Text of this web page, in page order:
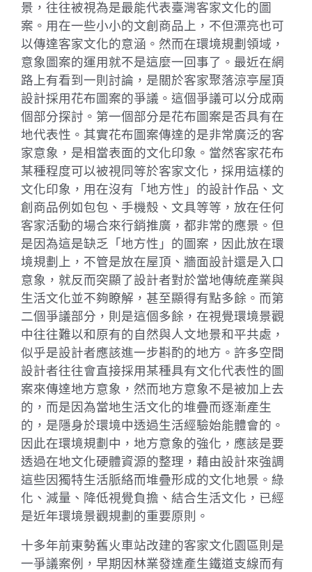
景，往往被視為是最能代表臺灣客家文化的圖
案。用在一些小小的文創商品上，不但漂亮也可
以傳達客家文化的意涵。然而在環境規劃領域，
意象圖案的運用就不是這麼一回事了。最近在網
路上有看到一則討論，是關於客家聚落涼亭屋頂
設計採用花布圖案的爭議。這個爭議可以分成兩
個部分探討。第一個部分是花布圖案是否具有在
地代表性。其實花布圖案傳達的是非常廣泛的客
家意象，是相當表面的文化印象。當然客家花布
某種程度可以被視同等於客家文化，採用這樣的
文化印象，用在沒有「地方性」的設計作品、文
創商品例如包包、手機殼、文具等等，放在任何
客家活動的場合來行銷推廣，都非常的應景。但
是因為這是缺乏「地方性」的圖案，因此放在環
境規劃上，不管是放在屋頂、牆面設計還是入口
意象，就反而突顯了設計者對於當地傳統產業與
生活文化並不夠瞭解，甚至顯得有點多餘。而第
二個爭議部分，則是這個多餘，在視覺環境景觀
中往往難以和原有的自然與人文地景和平共處，
似乎是設計者應該進一步斟酌的地方。許多空間
設計者往往會直接採用某種具有文化代表性的圖
案來傳達地方意象，然而地方意象不是被加上去
的，而是因為當地生活文化的堆疊而逐漸產生
的，是隱身於環境中透過生活經驗始能體會的。
因此在環境規劃中，地方意象的強化，應該是要
透過在地文化硬體資源的整理，藉由設計來強調
這些因獨特生活脈絡而堆疊形成的文化地景。綠
化、減量、降低視覺負擔、結合生活文化，已經
是近年環境景觀規劃的重要原則。
十多年前東勢舊火車站改建的客家文化園區則是
一爭議案例，早期因林業發達產生鐵道支線而有